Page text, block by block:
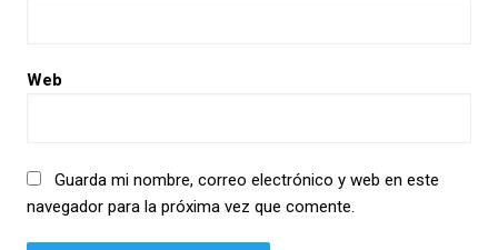
Web
Guarda mi nombre, correo electrónico y web en este
navegador para la próxima vez que comente.